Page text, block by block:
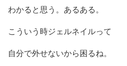
わかると思う。あるある。
こういう時ジェルネイルって
自分で外せないから困るね。